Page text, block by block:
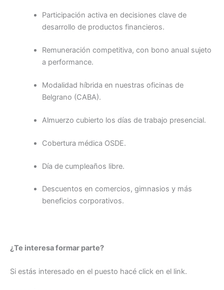
Participación activa en decisiones clave de
desarrollo de productos financieros.
Remuneración competitiva, con bono anual sujeto
a performance.
Modalidad híbrida en nuestras oficinas de
Belgrano (CABA).
Almuerzo cubierto los días de trabajo presencial.
Cobertura médica OSDE.
Día de cumpleaños libre.
Descuentos en comercios, gimnasios y más
beneficios corporativos.
¿Te interesa formar parte?
Si estás interesado en el puesto hacé click en el link.